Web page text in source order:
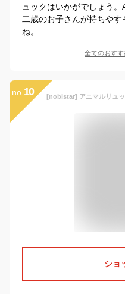
ュックはいかがでしょう
二歳のお子さんが持ちや
ね。
全てのおすす
no. 10
ショ